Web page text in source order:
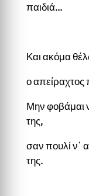
παιδιά…
Και ακόμα
ο απείραχτος
Μην φοβάμαι
της,
σαν πουλί ν΄
της.